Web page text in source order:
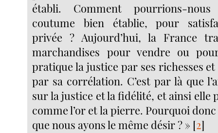
établi. Comment pourrions-
coutume bien établie, pour
privée ? Aujourd’hui, la France
marchandises pour vendre ou
pratique la justice par ses richesses
par sa corrélation. C’est par là que
sur la justice et la fidélité, et ainsi elle
comme l’or et la pierre. Pourquoi
que nous ayons le même désir ? » [2]